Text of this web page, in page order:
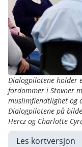
Dialogpilotene holder
fordommer i Stovner
muslimfiendtlighet og
Dialogpilotene på
Hercz og Charlotte
Les kortversjon